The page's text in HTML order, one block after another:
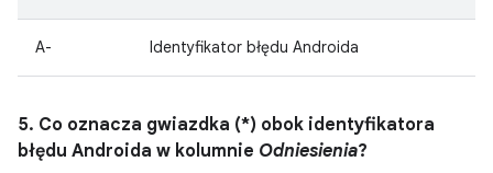
A- Identyfikator błędu Androida
5. Co oznacza gwiazdka (*) obok identyfikatora
błędu Androida w kolumnie Odniesienia?